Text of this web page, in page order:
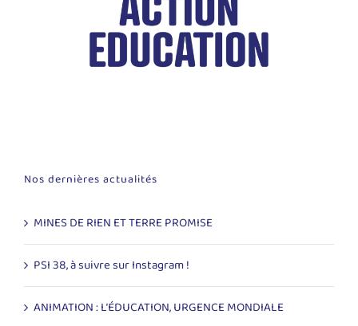
Nos dernières actualités
MINES DE RIEN ET TERRE PROMISE
PSI 38, à suivre sur Instagram !
ANIMATION : L’ÉDUCATION, URGENCE MONDIALE